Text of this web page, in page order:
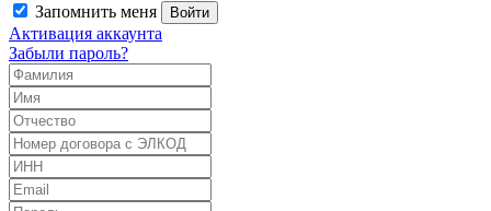
Запомнить меня Войти
Активация аккаунта
Забыли пароль?